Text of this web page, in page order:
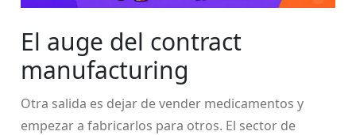
El auge del contract
manufacturing
Otra salida es dejar de vender medicamentos y
empezar a fabricarlos para otros. El sector de